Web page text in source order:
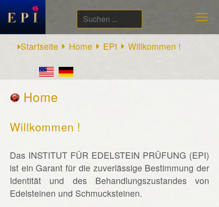
Suchen
...
Startseite
Home EPI Willkommen !
Home
Willkommen !
Das INSTITUT FÜR EDELSTEIN PRÜFUNG (EPI)
ist ein Garant für die zuverlässige Bestimmung der
Identität und des Behandlungszustandes von
Edelsteinen und Schmucksteinen.